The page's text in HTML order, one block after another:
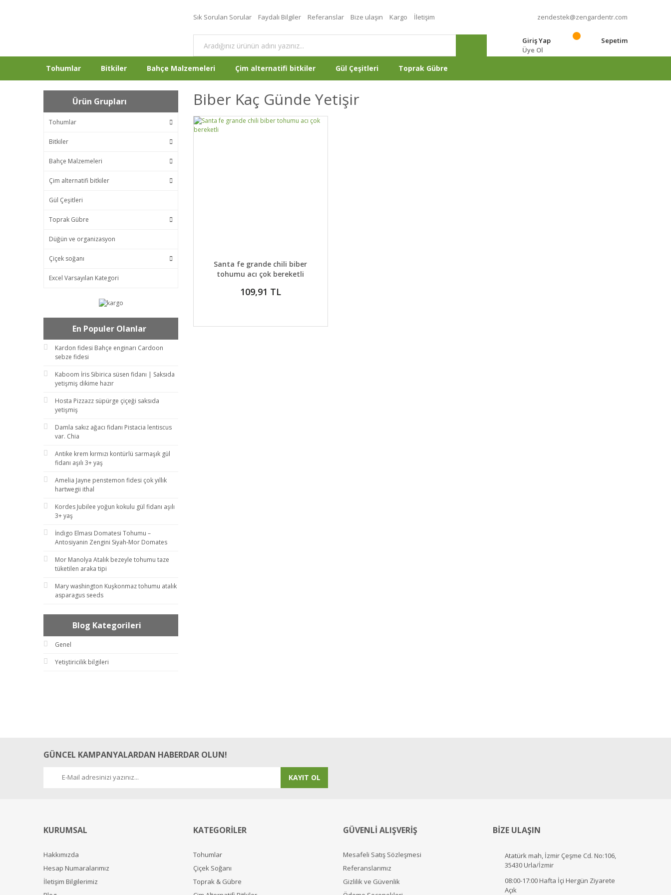
Sık Sorulan Sorular Faydalı Bilgiler Referanslar Bize ulaşın Kargo İletişim zendestek@zengardentr.com
Giriş Yap
Üye Ol
Sepetim
Tohumlar Bitkiler Bahçe Malzemeleri Çim alternatifi bitkiler Gül Çeşitleri Toprak Gübre
Ürün Grupları
Tohumlar
Bitkiler
Bahçe Malzemeleri
Çim alternatifi bitkiler
Gül Çeşitleri
Toprak Gübre
Düğün ve organizasyon
Çiçek soğanı
Excel Varsayılan Kategori
En Populer Olanlar
Kardon fidesi Bahçe enginarı Cardoon
sebze fidesi
Kaboom İris Sibirica süsen fidanı | Saksıda
yetişmiş dikime hazır
Hosta Pizzazz süpürge çiçeği saksıda
yetişmiş
Damla sakız ağacı fidanı Pistacia lentiscus
var. Chia
Antike krem kırmızı kontürlü sarmaşık gül
fidanı aşılı 3+ yaş
Amelia Jayne penstemon fidesi çok yıllık
hartwegii ithal
Kordes Jubilee yoğun kokulu gül fidanı aşılı
3+ yaş
İndigo Elması Domatesi Tohumu –
Antosiyanin Zengini Siyah-Mor Domates
Mor Manolya Atalık bezeyle tohumu taze
tüketilen araka tipi
Mary washington Kuşkonmaz tohumu atalık
asparagus seeds
Blog Kategorileri
Genel
Yetiştiricilik bilgileri
Biber Kaç Günde Yetişir
DETAYLAR SEPETE EKLE
Santa fe grande chili biber
tohumu acı çok bereketli
109,91 TL
GÜNCEL KAMPANYALARDAN HABERDAR OLUN!
KAYIT OL
KURUMSAL
Hakkımızda
Hesap Numaralarımız
İletişim Bilgilerimiz
KATEGORİLER
Tohumlar
Çiçek Soğanı
Toprak & Gübre
GÜVENLİ ALIŞVERİŞ
Mesafeli Satış Sözleşmesi
Referanslarımız
Gizlilik ve Güvenlik
BİZE ULAŞIN
Atatürk mah, İzmir Çeşme Cd. No:106,
35430 Urla/İzmir
08:00-17:00 Hafta İçi Hergün Ziyarete
Açık